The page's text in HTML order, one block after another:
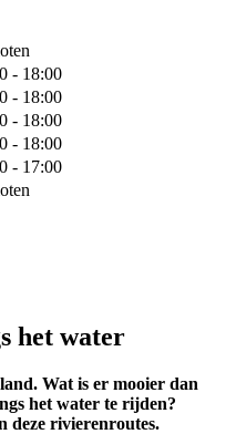
- 18:00
- 18:00
- 18:00
- 18:00
- 17:00
het water
Wat is er mooier dan
het water te rijden?
deze rivierenroutes.